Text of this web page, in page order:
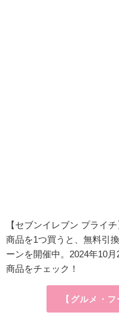
【セブンイレブン プライ
商品を1つ買うと、無料引
ーンを開催中。2024年10
商品をチェック！
【グルメ・